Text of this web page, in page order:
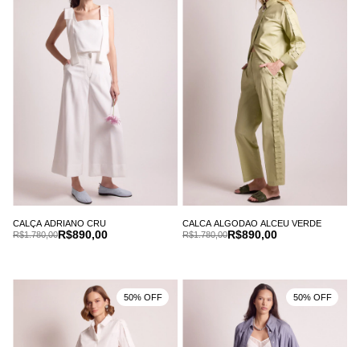
CALÇA ADRIANO CRU
R$890,00
R$1.780,00
CALCA ALGODAO ALCEU VERDE
R$890,00
R$1.780,00
50% OFF 50% OFF